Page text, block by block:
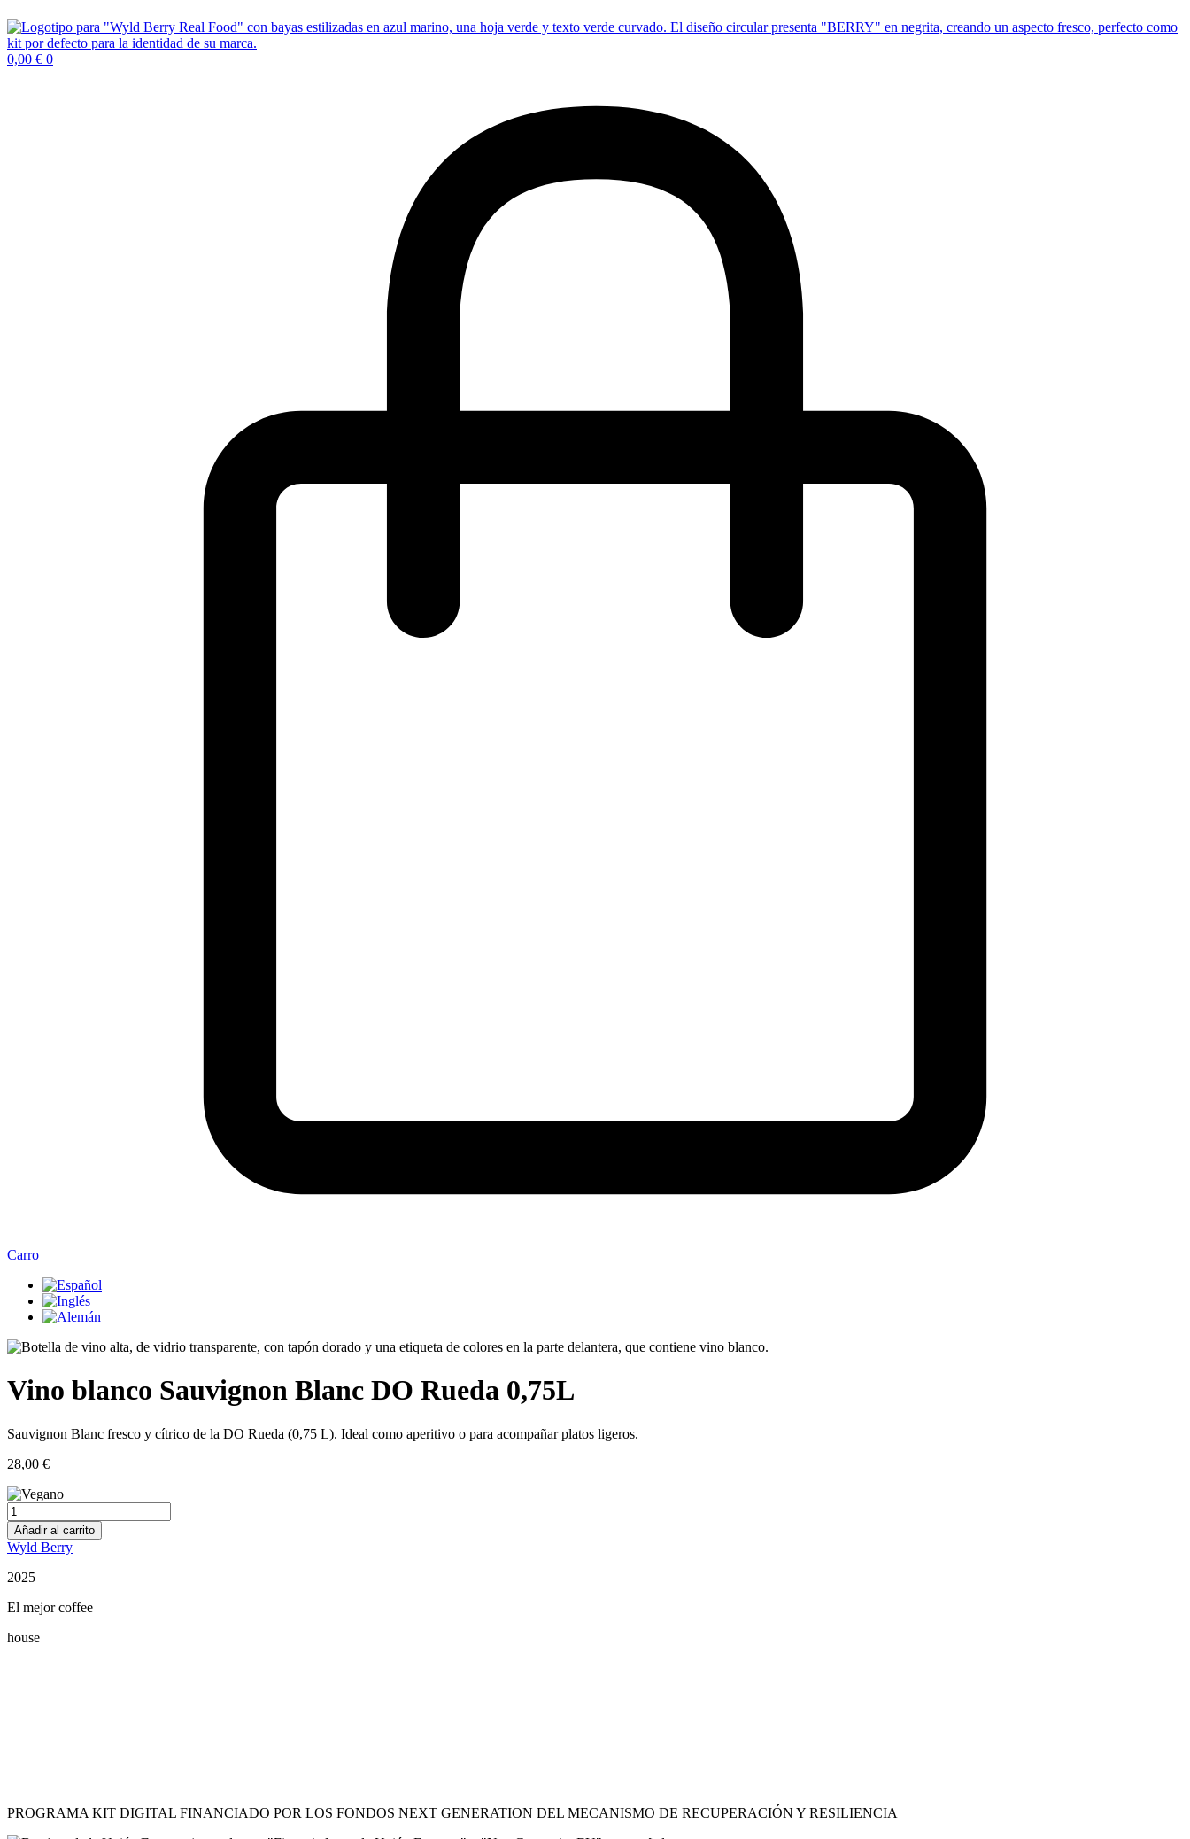
0,00 € 0
Carro
Vino blanco Sauvignon Blanc DO Rueda 0,75L
Sauvignon Blanc fresco y cítrico de la DO Rueda (0,75 L). Ideal como aperitivo o para acompañar platos ligeros.
28,00 €
Vino
blanco
Sauvignon
Blanc
DO
0,75L
Añadir al carrito
Wyld Berry
2025
El mejor coffee
house
PROGRAMA KIT DIGITAL FINANCIADO POR LOS FONDOS NEXT GENERATION DEL MECANISMO DE RECUPERACIÓN Y RESILIENCIA